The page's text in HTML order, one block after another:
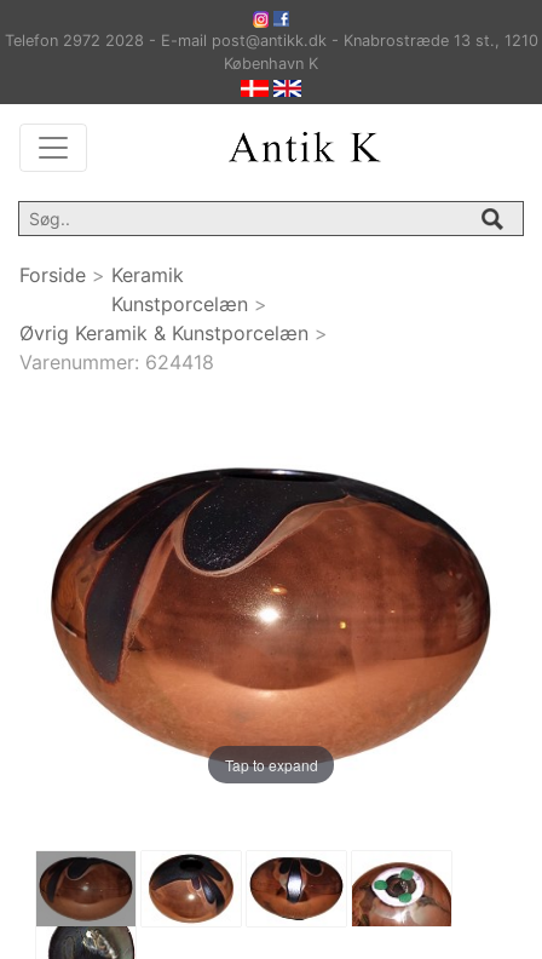
Telefon 2972 2028 - E-mail post@antikk.dk - Knabrostræde 13 st., 1210
København K
Forside > Keramik
Kunstporcelæn >
Øvrig Keramik & Kunstporcelæn >
Varenummer: 624418
Tap to expand